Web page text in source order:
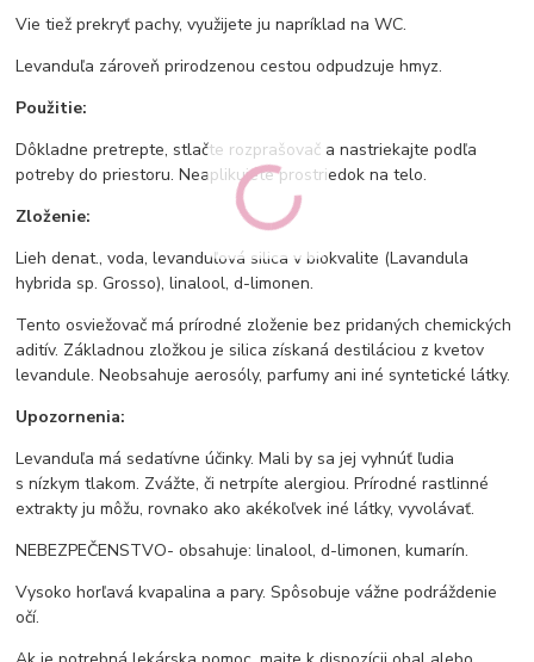
Vie tiež prekryť pachy, využijete ju napríklad na WC.
Levanduľa zároveň prirodzenou cestou odpudzuje hmyz.
Použitie:
Dôkladne pretrepte, stlačte rozprašovač a nastriekajte podľa
potreby do priestoru. Neaplikujete prostriedok na telo.
Zloženie:
Lieh denat., voda, levanduľová silica v biokvalite (Lavandula
hybrida sp. Grosso), linalool, d-limonen.
Tento osviežovač má prírodné zloženie bez pridaných chemických
aditív. Základnou zložkou je silica získaná destiláciou z kvetov
levandule. Neobsahuje aerosóly, parfumy ani iné syntetické látky.
Upozornenia:
Levanduľa má sedatívne účinky. Mali by sa jej vyhnúť ľudia
s nízkym tlakom. Zvážte, či netrpíte alergiou. Prírodné rastlinné
extrakty ju môžu, rovnako ako akékoľvek iné látky, vyvolávať.
NEBEZPEČENSTVO- obsahuje: linalool, d-limonen, kumarín.
Vysoko horľavá kvapalina a pary. Spôsobuje vážne podráždenie
očí.